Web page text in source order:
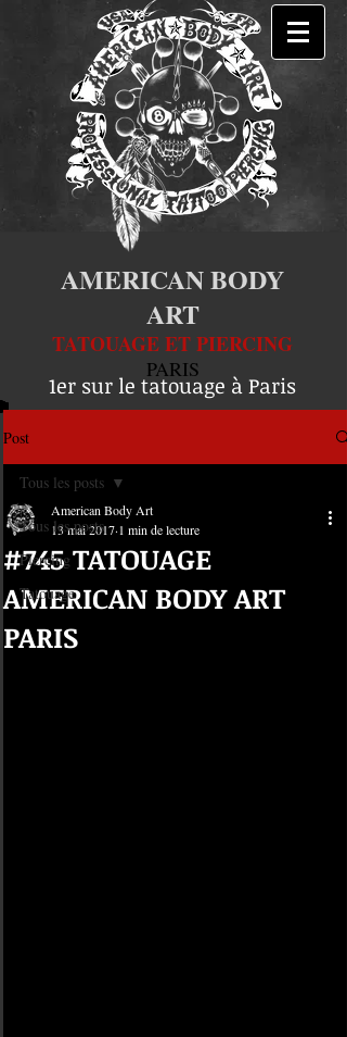
AMERICAN BODY
ART
TATOUAGE ET PIERCING
PARIS
1er sur le tatouage à Paris
Post
Tous les posts
Piercing
Tatouage
Tous les posts
#745 TATOUAGE
AMERICAN BODY ART
PARIS
American Body Art
13 mai 2017 1 min de lecture